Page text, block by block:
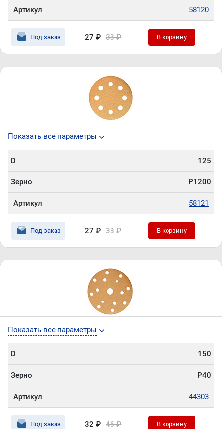
Артикул 58120
Под заказ 27 ₽ 38 ₽ В корзину
Показать все параметры
D 125
Зерно P1200
Артикул 58121
Под заказ 27 ₽ 38 ₽ В корзину
Показать все параметры
D 150
Зерно P40
Артикул 44303
Под заказ 32 ₽ 46 ₽ В корзину